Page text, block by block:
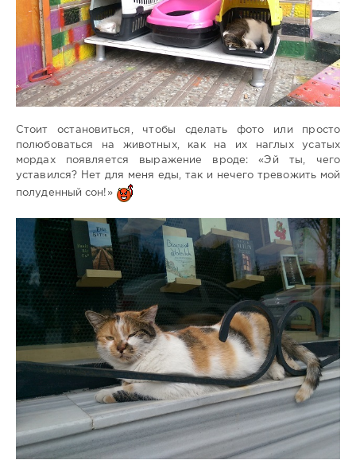
Стоит остановиться, чтобы сделать фото или просто
полюбоваться на животных, как на их наглых усатых
мордах появляется выражение вроде: «Эй ты, чего
уставился? Нет для меня еды, так и нечего тревожить мой
полуденный сон!»